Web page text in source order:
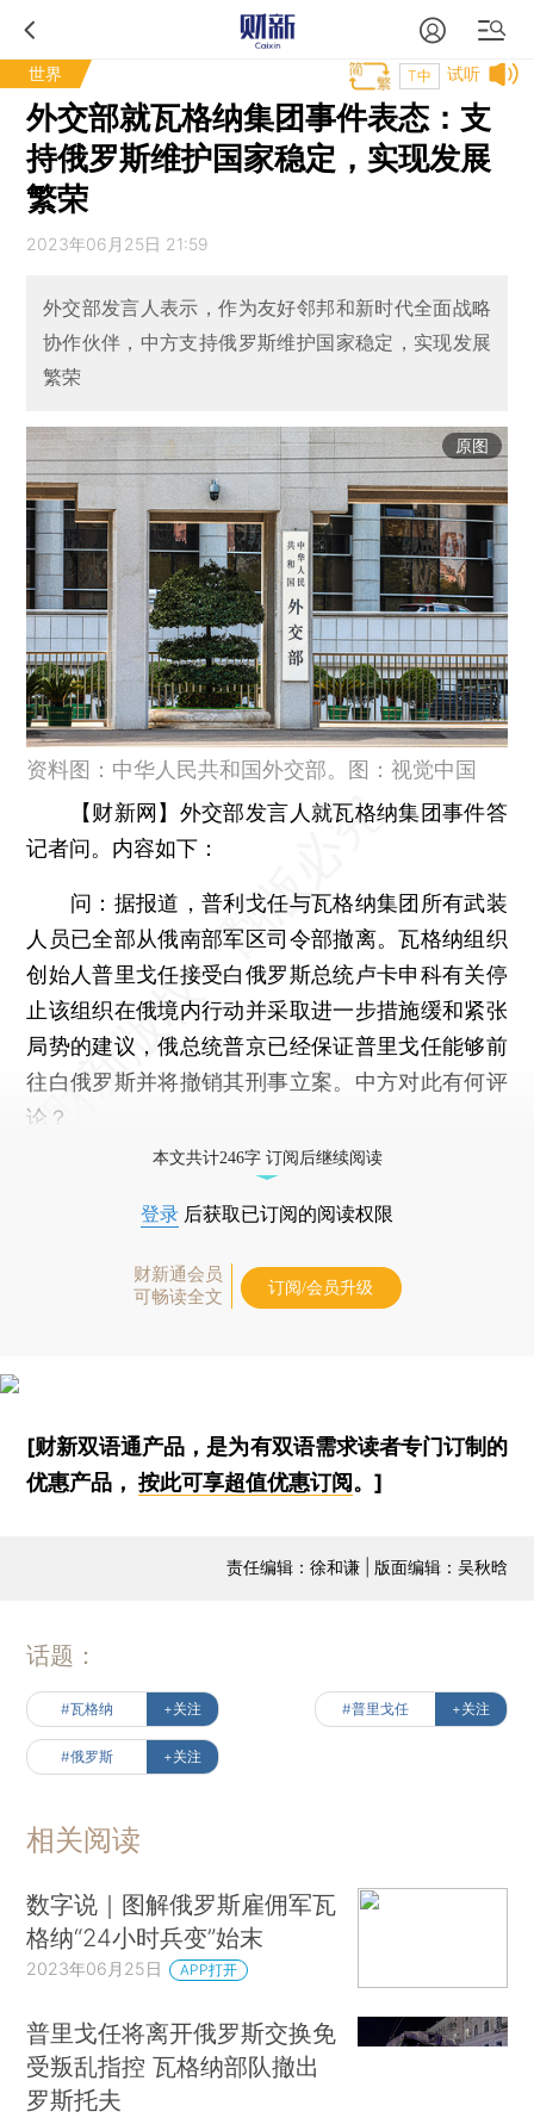
世界 试听
T中
外交部就瓦格纳集团事件表态：支
持俄罗斯维护国家稳定，实现发展
繁荣
2023年06月25日 21:59
外交部发言人表示，作为友好邻邦和新时代全面战略
协作伙伴，中方支持俄罗斯维护国家稳定，实现发展
繁荣
原图
资料图：中华人民共和国外交部。图：视觉中国
【财新网】 外交部发言人就瓦格纳集团事件答
记者问。内容如下：
问： 据报道，普利戈任与瓦格纳集团所有武装
人员已全部从俄南部军区司令部撤离。瓦格纳组织
创始人普里戈任接受白俄罗斯总统卢卡申科有关停
止该组织在俄境内行动并采取进一步措施缓和紧张
局势的建议，俄总统普京已经保证普里戈任能够前
往白俄罗斯并将撤销其刑事立案。中方对此有何评
论？
本文共计246字 订阅后继续阅读
登录 后获取已订阅的阅读权限
财新通会员
可畅读全文
订阅/会员升级
[财新双语通产品，是为有双语需求读者专门订制的
优惠产品，按此可享超值优惠订阅。]
责任编辑：徐和谦 | 版面编辑：吴秋晗
话题：
#瓦格纳 +关注 #普里戈任 +关注
#俄罗斯 +关注
相关阅读
数字说｜图解俄罗斯雇佣军瓦
格纳“24小时兵变”始末
2023年06月25日 APP打开
普里戈任将离开俄罗斯交换免
受叛乱指控 瓦格纳部队撤出
罗斯托夫